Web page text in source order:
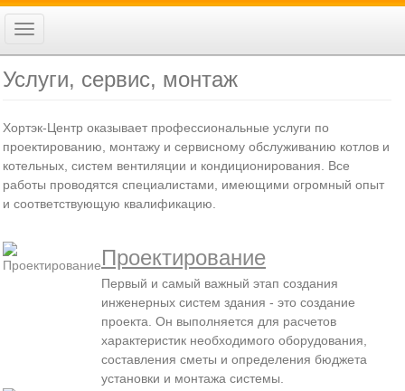
Перейти
Toggle
Регистрация
Услуги, сервис, монтаж
Хортэк-Центр оказывает профессиональные услуги по
проектированию, монтажу и сервисному обслуживанию котлов и
котельных, систем вентиляции и кондиционирования. Все
работы проводятся специалистами, имеющими огромный опыт
и соответствующую квалификацию.
Проектирование
Первый и самый важный этап создания
инженерных систем здания - это создание
проекта. Он выполняется для расчетов
характеристик необходимого оборудования,
составления сметы и определения бюджета
установки и монтажа системы.